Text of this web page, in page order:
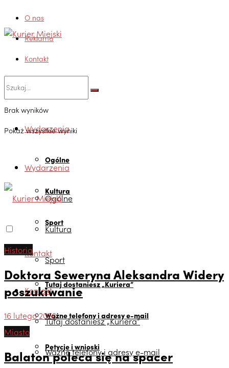
O nas
Reklama
Kontakt
Brak wyników
Pokaż wszystkie wyniki
Wydarzenia
Ogólne
Kultura
Sport
Kontakt
Tutaj dostaniesz „Kuriera”
Ważne telefony i adresy e-mail
Petycje i wnioski
Wydarzenia
Ogólne
Kultura
Sport
Kontakt
Tutaj dostaniesz „Kuriera”
Ważne telefony i adresy e-mail
Historia
Doktora Seweryna Aleksandra Widery
poszukiwanie
16 lutego 2026
Miasto
Balaton poleca się na spacer